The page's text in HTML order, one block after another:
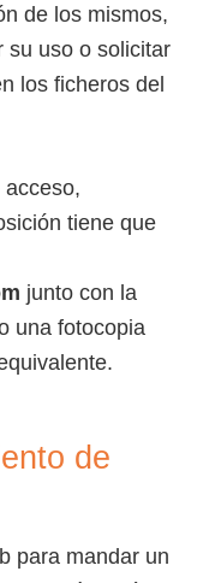
de los mismos,
su uso o solicitar
los ficheros del
tiene que
junto con la
una fotocopia
de
para mandar un